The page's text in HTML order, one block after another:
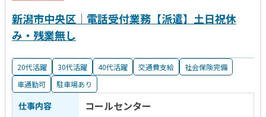
新潟市中央区｜電話受付業務【派遣】土日祝休
み・残業無し
20代活躍 30代活躍 40代活躍 交通費支給
社会保険完備
車通勤可
駐車場あり
仕事内容 コールセンター